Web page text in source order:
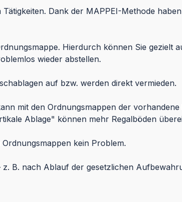
Dank der MAPPEI-Methode
Hierdurch können Sie gezielt
wieder abstellen.
auf bzw. werden direkt vermieden.
mit den Ordnungsmappen der
Ablage" können mehr Regalböden
kein Problem.
B. nach Ablauf der gesetzlichen